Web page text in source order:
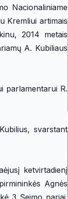
Nacionaliniame
Kremliui artimais
2014 metais
A. Kubiliaus
parlamentarui R.
svarstant
ketvirtadienį
Agnės
3 Seimo nariai.